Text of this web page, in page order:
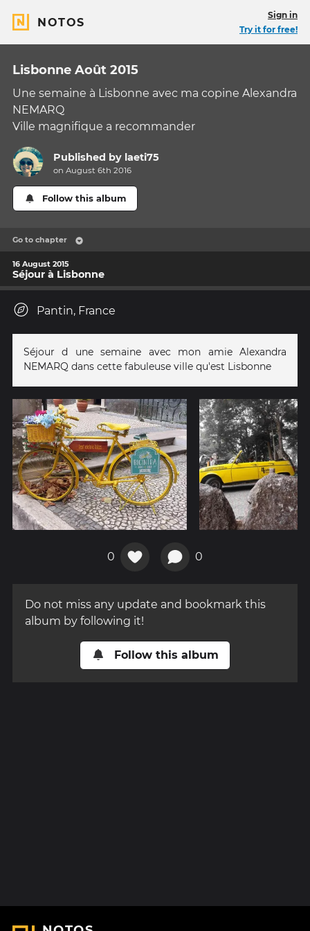
NOTOS
Sign in
Try it for free!
Lisbonne Août 2015
Une semaine à Lisbonne avec ma copine Alexandra
NEMARQ
Ville magnifique a recommander
Published by laeti75
on August 6th 2016
Follow this album
Go to chapter
16 August 2015
Séjour à Lisbonne
Pantin, France
Séjour d une semaine avec mon amie Alexandra
NEMARQ dans cette fabuleuse ville qu'est Lisbonne
0 0
Do not miss any update and bookmark this
album by following it!
Follow this album